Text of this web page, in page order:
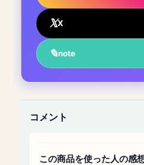
X
note
コメント
この商品を使った人の感